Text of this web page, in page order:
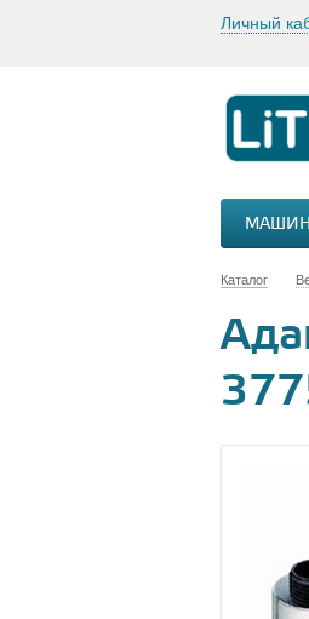
Личный
Каталог